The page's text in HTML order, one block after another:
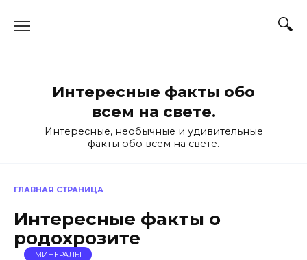
Интересные факты обо
всем на свете.
Интересные, необычные и удивительные
факты обо всем на свете.
ГЛАВНАЯ СТРАНИЦА
Интересные факты о
родохрозите
МИНЕРАЛЫ